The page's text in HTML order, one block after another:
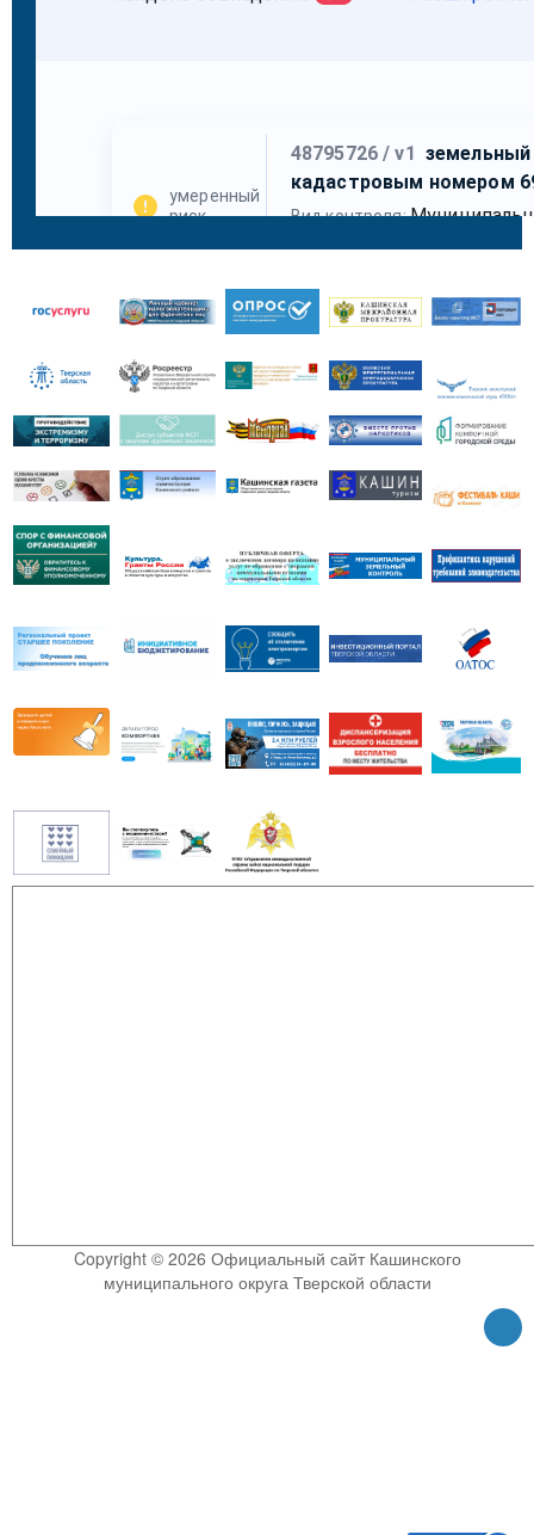
Copyright © 2026 Официальный сайт Кашинского
муниципального округа Тверской области